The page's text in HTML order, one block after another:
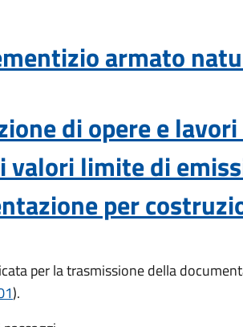
armato
di opere e
valori limite di
per
per la trasmissione della
).